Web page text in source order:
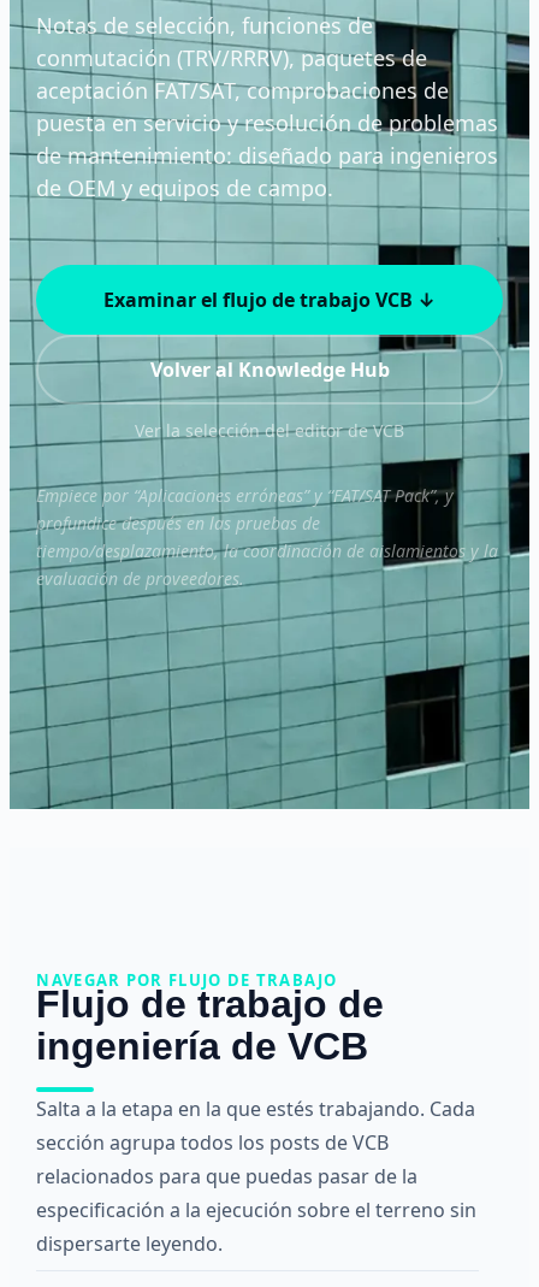
Notas de selección, funciones de
conmutación (TRV/RRRV), paquetes de
aceptación FAT/SAT, comprobaciones de
puesta en servicio y resolución de problemas
de mantenimiento: diseñado para ingenieros
de OEM y equipos de campo.
Examinar el flujo de trabajo VCB ↓
Volver al Knowledge Hub
Ver la selección del editor de VCB
Empiece por “Aplicaciones erróneas” y “FAT/SAT Pack”, y
profundice después en las pruebas de
tiempo/desplazamiento, la coordinación de aislamientos y la
evaluación de proveedores.
NAVEGAR POR FLUJO DE TRABAJO
Flujo de trabajo de
ingeniería de VCB
Salta a la etapa en la que estés trabajando. Cada
sección agrupa todos los posts de VCB
relacionados para que puedas pasar de la
especificación a la ejecución sobre el terreno sin
dispersarte leyendo.